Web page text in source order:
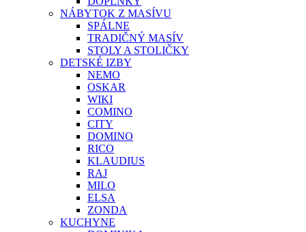
NÁBYTOK Z MASÍVU
SPÁLNE
TRADIČNÝ MASÍV
STOLY A STOLIČKY
DETSKÉ IZBY
NEMO
OSKAR
WIKI
COMINO
CITY
DOMINO
RICO
KLAUDIUS
RAJ
MILO
ELSA
ZONDA
KUCHYNE